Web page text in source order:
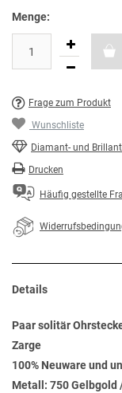
Menge:
Frage zum Produkt
Wunschliste
Diamant- und
Drucken
Häufig gestellte
Details
Paar solitär
Zarge
100% Neuware und
Metall: 750 Gelbgold